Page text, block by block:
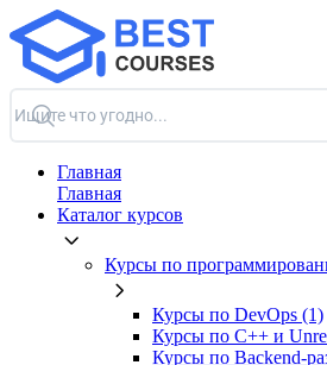
Главная
Главная
Каталог курсов
Курсы по
Курсы по DevOps (1)
Курсы по C++ и
Курсы по